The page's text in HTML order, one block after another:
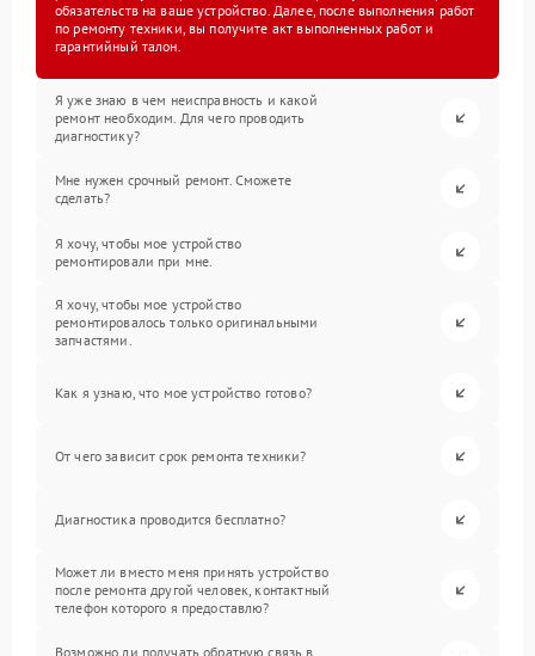
обязательств на ваше устройство. Далее, после выполнения работ
по ремонту техники, вы получите акт выполненных работ и
гарантийный талон.
Я уже знаю в чем неисправность и какой
ремонт необходим. Для чего проводить
диагностику?
Мне нужен срочный ремонт. Сможете
сделать?
Я хочу, чтобы мое устройство
ремонтировали при мне.
Я хочу, чтобы мое устройство
ремонтировалось только оригинальными
запчастями.
Как я узнаю, что мое устройство готово?
От чего зависит срок ремонта техники?
Диагностика проводится бесплатно?
Может ли вместо меня принять устройство
после ремонта другой человек, контактный
телефон которого я предоставлю?
Возможно ли получать обратную связь в